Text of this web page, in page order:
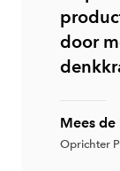
door
Mees de
Oprichter